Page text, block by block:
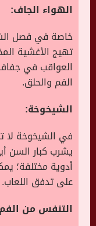
الهواء الجاف:
خاصة في فصل
تهيج الأغشية
العواقب في
الفم والحلق.
الشيخوخة:
في الشيخوخة لا
يشرب كبار السن
أدوية مختلفة؛
على تدفق اللعاب.
التنفس من